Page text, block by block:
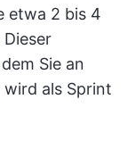
etwa 2 bis 4
Sie an
als Sprint